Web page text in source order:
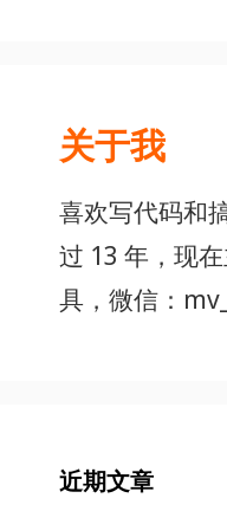
关于我
喜欢写代码和
过 13 年，现
具，微信：
近期文章